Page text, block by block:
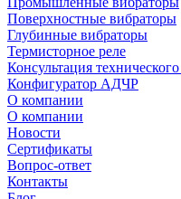
Поверхностные вибраторы
Глубинные вибраторы
Термисторное реле
Консультация
Конфигуратор АДЧР
О компании
О компании
Новости
Сертификаты
Вопрос-ответ
Контакты